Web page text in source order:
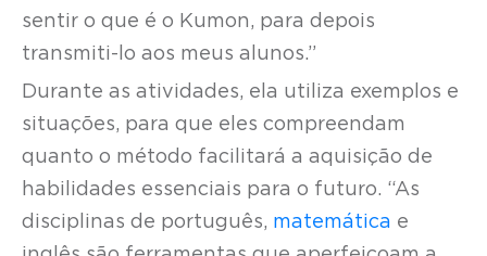
sentir o que é o Kumon, para depois
transmiti-lo aos meus alunos.”
Durante as atividades, ela utiliza exemplos e
situações, para que eles compreendam
quanto o método facilitará a aquisição de
habilidades essenciais para o futuro. “As
disciplinas de português, matemática e